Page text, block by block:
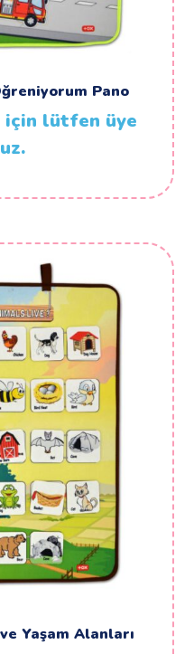
Pano
için lütfen üye
Yaşam Alanları